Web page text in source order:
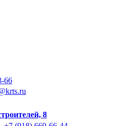
66
8